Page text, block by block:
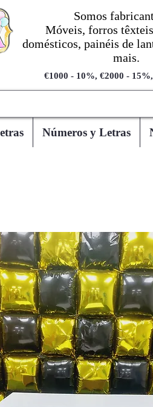
Somos
Móveis, forros
domésticos, painéis de
mais.
€1000 - 10%, €2000 -
Números y Letras